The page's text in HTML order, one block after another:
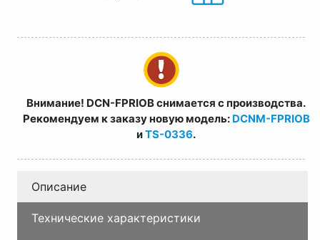
Внимание! DCN-FPRIOB снимается с производства.
Рекомендуем к заказу новую модель: DCNM-FPRIOB
иTS-0336.
Описание
Технические характеристики